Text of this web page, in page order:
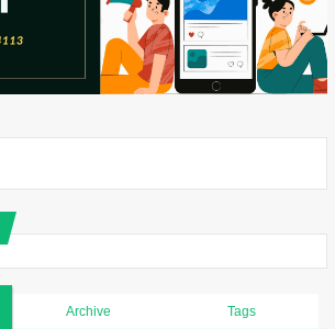
Archive Tags